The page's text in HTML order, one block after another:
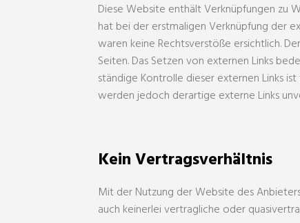
Diese Website enthält Verknüpfungen zu
hat bei der erstmaligen Verknüpfung der
waren keine Rechtsverstöße ersichtlich.
Seiten. Das Setzen von externen Links
ständige Kontrolle dieser externen Links
werden jedoch derartige externe Links
Kein Vertragsverhältnis
Mit der Nutzung der Website des
auch keinerlei vertragliche oder